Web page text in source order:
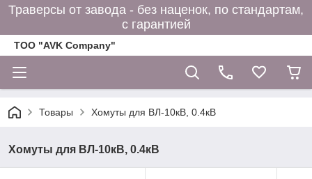
Траверсы от завода - без наценок, по стандартам,
с гарантией
ТОО "AVK Company"
Товары Хомуты для ВЛ-10кВ, 0.4кВ
Хомуты для ВЛ-10кВ, 0.4кВ